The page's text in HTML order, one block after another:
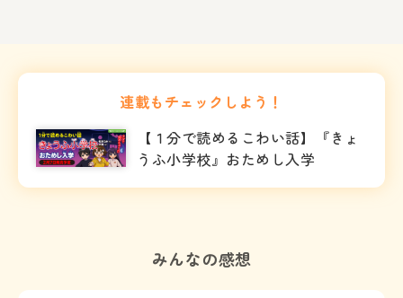
連載もチェックしよう！
【１分で読めるこわい話】『きょ
うふ小学校』おためし入学
みんなの感想